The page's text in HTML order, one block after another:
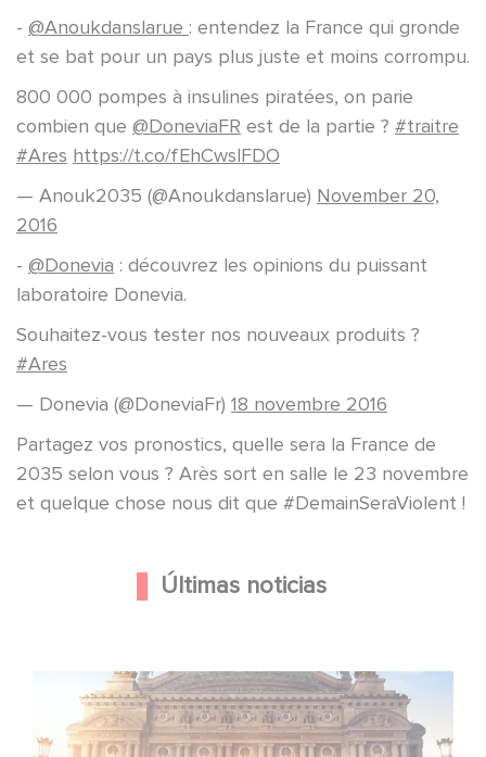
- @Anoukdanslarue : entendez la France qui gronde
et se bat pour un pays plus juste et moins corrompu.
800 000 pompes à insulines piratées, on parie
combien que @DoneviaFR est de la partie ? #traitre
#Ares https://t.co/fEhCwslFDO
— Anouk2035 (@Anoukdanslarue) November 20,
2016
- @Donevia : découvrez les opinions du puissant
laboratoire Donevia.
Souhaitez-vous tester nos nouveaux produits ?
#Ares
— Donevia (@DoneviaFr) 18 novembre 2016
Partagez vos pronostics, quelle sera la France de
2035 selon vous ? Arès sort en salle le 23 novembre
et quelque chose nous dit que #DemainSeraViolent !
Últimas noticias
Gaumont y Good Hero anuncian la secuela de Ballerina